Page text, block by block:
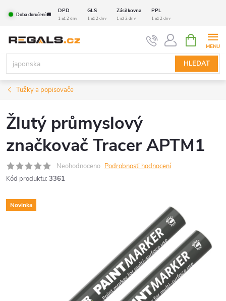
Doba doručení 🚚
DPD GLS Zásilkovna PPL
1 až 2 dny 1 až 2 dny 1 až 2 dny 1 až 2 dny
HLEDAT
NÁKUPNÍ
KOŠÍK
Tužky a popisovače
Žlutý průmyslový
značkovač Tracer APTM1
Neohodnoceno Podrobnosti hodnocení
Kód produktu: 3361
Novinka